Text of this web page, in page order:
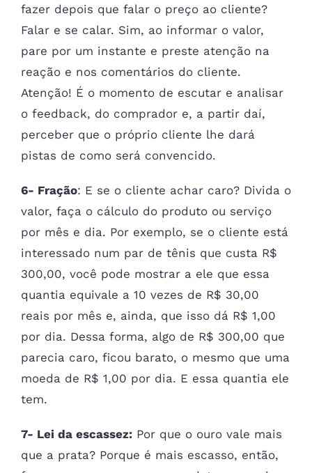
fazer depois que falar o preço ao cliente?
Falar e se calar. Sim, ao informar o valor,
pare por um instante e preste atenção na
reação e nos comentários do cliente.
Atenção! É o momento de escutar e analisar
o feedback, do comprador e, a partir daí,
perceber que o próprio cliente lhe dará
pistas de como será convencido.
6- Fração: E se o cliente achar caro? Divida o
valor, faça o cálculo do produto ou serviço
por mês e dia. Por exemplo, se o cliente está
interessado num par de tênis que custa R$
300,00, você pode mostrar a ele que essa
quantia equivale a 10 vezes de R$ 30,00
reais por mês e, ainda, que isso dá R$ 1,00
por dia. Dessa forma, algo de R$ 300,00 que
parecia caro, ficou barato, o mesmo que uma
moeda de R$ 1,00 por dia. E essa quantia ele
tem.
7- Lei da escassez: Por que o ouro vale mais
que a prata? Porque é mais escasso, então,